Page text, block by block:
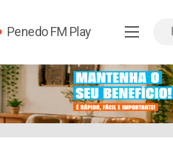
Penedo FM Play